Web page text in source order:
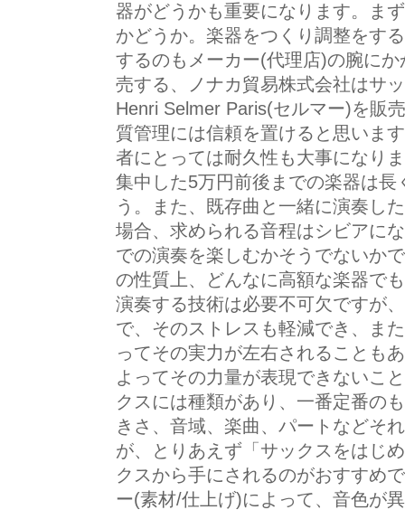
器がどうかも重要になります。ま
かどうか。楽器をつくり調整をす
するのもメーカー(代理店)の腕に
売する、ノナカ貿易株式会社はサ
Henri Selmer Paris(セルマー)を販
質管理には信頼を置けると思いま
者にとっては耐久性も大事になり
集中した5万円前後までの楽器は
う。また、既存曲と一緒に演奏し
場合、求められる音程はシビアに
での演奏を楽しむかそうでないか
の性質上、どんなに高額な楽器で
演奏する技術は必要不可欠ですが
で、そのストレスも軽減でき、ま
ってその実力が左右されることも
よってその力量が表現できない
クスには種類があり、一番定番の
きさ、音域、楽曲、パートなどそ
が、とりあえず「サックスをはじ
クスから手にされるのがおすすめ
ー(素材/仕上げ)によって、音色が